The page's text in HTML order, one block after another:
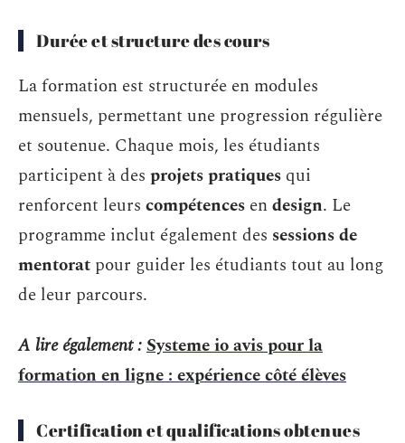
Durée et structure des cours
La formation est structurée en modules
mensuels, permettant une progression régulière
et soutenue. Chaque mois, les étudiants
participent à des projets pratiques qui
renforcent leurs compétences endesign. Le
programme inclut également des sessions de
mentorat pour guider les étudiants tout au long
de leur parcours.
A lire également :Systeme io avis pour la
formation en ligne : expérience côté élèves
Certification et qualifications obtenues